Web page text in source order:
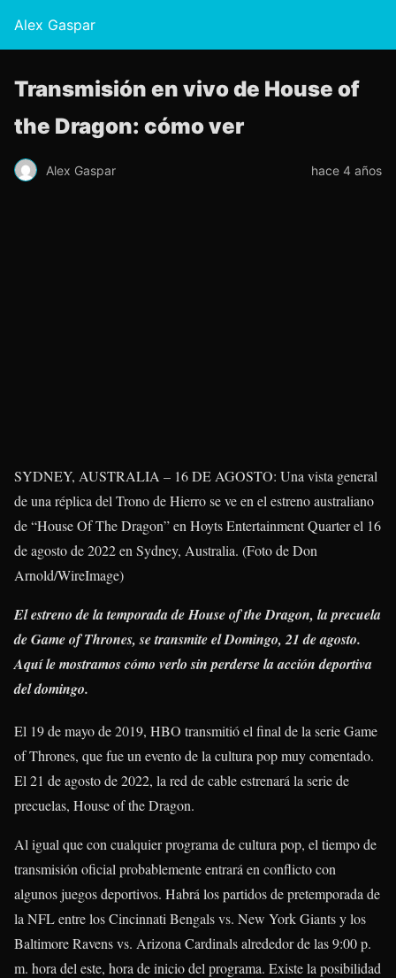
Alex Gaspar
Transmisión en vivo de House of
the Dragon: cómo ver
Alex Gaspar hace 4 años
SYDNEY, AUSTRALIA – 16 DE AGOSTO: Una vista general
de una réplica del Trono de Hierro se ve en el estreno australiano
de “House Of The Dragon” en Hoyts Entertainment Quarter el 16
de agosto de 2022 en Sydney, Australia. (Foto de Don
Arnold/WireImage)
El estreno de la temporada de House of the Dragon, la precuela
de Game of Thrones, se transmite el Domingo, 21 de agosto.
Aquí le mostramos cómo verlo sin perderse la acción deportiva
del domingo.
El 19 de mayo de 2019, HBO transmitió el final de la serie Game
of Thrones, que fue un evento de la cultura pop muy comentado.
El 21 de agosto de 2022, la red de cable estrenará la serie de
precuelas, House of the Dragon.
Al igual que con cualquier programa de cultura pop, el tiempo de
transmisión oficial probablemente entrará en conflicto con
algunos juegos deportivos. Habrá los partidos de pretemporada de
la NFL entre los Cincinnati Bengals vs. New York Giants y los
Baltimore Ravens vs. Arizona Cardinals alrededor de las 9:00 p.
m. hora del este, hora de inicio del programa. Existe la posibilidad